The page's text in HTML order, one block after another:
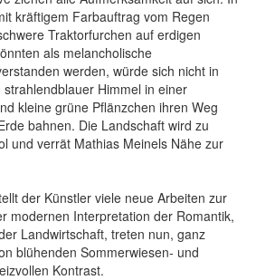
kräftigem Farbauftrag vom Regen
Traktorfurchen auf erdigen
als melancholische
werden, würde sich nicht in
Himmel in einer
kleine grüne Pflänzchen ihren Weg
bahnen. Die Landschaft wird zu
und verrät Mathias Meinels Nähe zur
der Künstler viele neue Arbeiten zur
modernen Interpretation der Romantik,
Landwirtschaft, treten nun, ganz
blühenden Sommerwiesen- und
Kontrast.